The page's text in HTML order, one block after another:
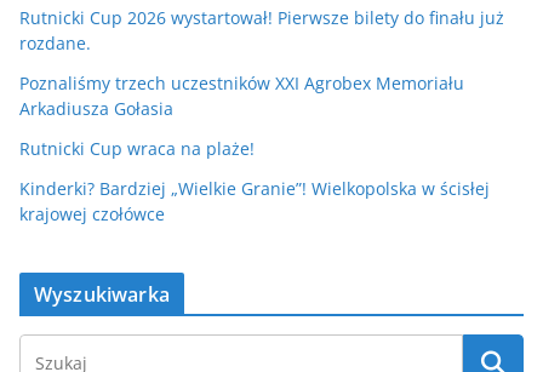
Rutnicki Cup 2026 wystartował! Pierwsze bilety do finału już
rozdane.
Poznaliśmy trzech uczestników XXI Agrobex Memoriału
Arkadiusza Gołasia
Rutnicki Cup wraca na plaże!
Kinderki? Bardziej „Wielkie Granie”! Wielkopolska w ścisłej
krajowej czołówce
Wyszukiwarka